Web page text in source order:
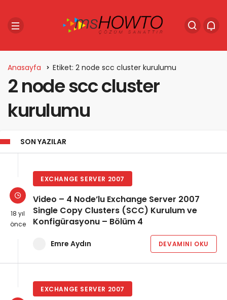
Anasayfa Etiket: 2 node scc cluster kurulumu
2 node scc cluster
kurulumu
SON YAZILAR
18 yıl
önce
EXCHANGE SERVER 2007
Video – 4 Node’lu Exchange Server 2007
Single Copy Clusters (SCC) Kurulum ve
Konfigürasyonu – Bölüm 4
Emre Aydın DEVAMINI OKU
EXCHANGE SERVER 2007